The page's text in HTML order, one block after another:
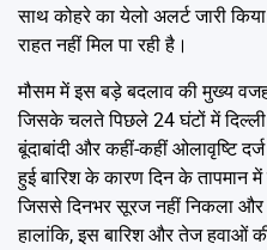
साथ कोहरे का येलो अलर्ट जारी
राहत नहीं मिल पा रही है।
मौसम में इस बड़े बदलाव की मुख्य
जिसके चलते पिछले 24 घंटों में
बूंदाबांदी और कहीं-कहीं ओलावृष्टि
हुई बारिश के कारण दिन के तापमान
जिससे दिनभर सूरज नहीं निकला और
हालांकि, इस बारिश और तेज हवाओं